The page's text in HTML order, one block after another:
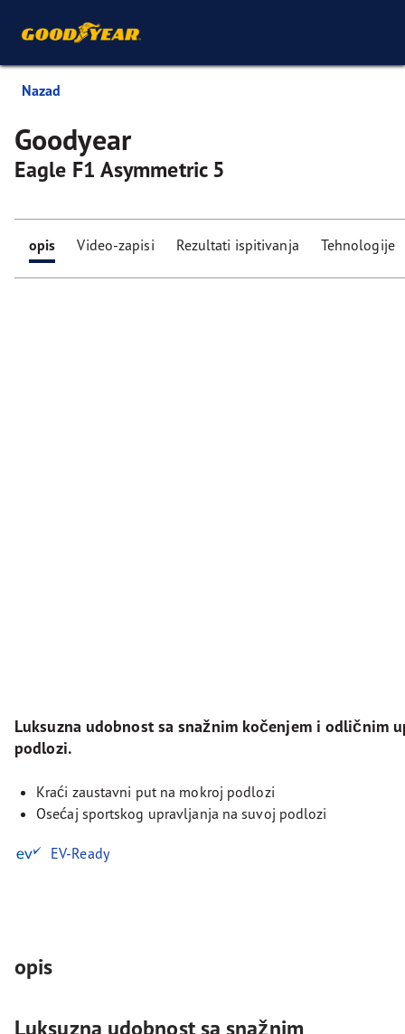
Nazad
Goodyear
Eagle F1 Asymmetric 5
opis Video-zapisi Rezultati ispitivanja Tehnologije
Luksuzna udobnost sa snažnim kočenjem i odličnim
podlozi.
Kraći zaustavni put na mokroj podlozi
Osećaj sportskog upravljanja na suvoj podlozi
EV-Ready
opis
Luksuzna udobnost sa snažnim